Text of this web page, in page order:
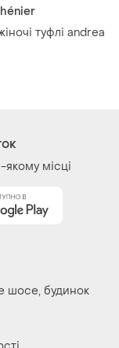
туфлі andrea
якому місці
шосе, будинок